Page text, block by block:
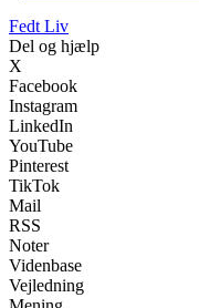
Fedt Liv
Del og hjælp
X
Facebook
Instagram
LinkedIn
YouTube
Pinterest
TikTok
Mail
RSS
Noter
Videnbase
Vejledning